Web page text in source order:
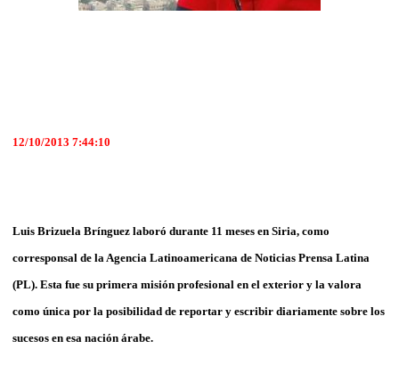
12/10/2013 7:44:10
Luis Brizuela Brínguez laboró durante 11 meses en Siria, como
corresponsal de la Agencia Latinoamericana de Noticias Prensa Latina
(PL). Esta fue su primera misión profesional en el exterior y la valora
como única por la posibilidad de reportar y escribir diariamente sobre los
sucesos en esa nación árabe.